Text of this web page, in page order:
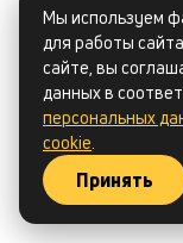
Мы используем
для работы
сайте, вы
данных в
персональных
cookie.
Принять